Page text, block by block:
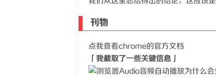
刊物
点我查看chrome的官方文档
「我截取了一些关键信息」